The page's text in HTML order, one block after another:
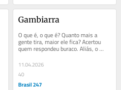
Gambiarra
O que é, o que é? Quanto mais a
gente tira, maior ele fica? Acertou
quem respondeu buraco. Aliás, o
DATACOSME, um conceituado
instituto de...
11.04.2026
40
Brasil 247